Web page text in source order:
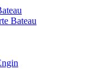
Bateau